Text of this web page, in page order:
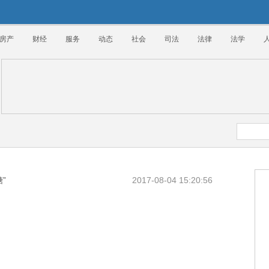
房产 财经 服务 动态 社会 司法 法律 法学
2017-08-04 15:20:56